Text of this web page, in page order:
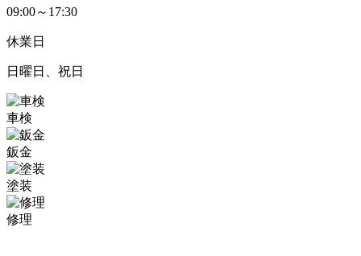
09:00～17:30
休業日
日曜日、祝日
車検
鈑金
塗装
修理